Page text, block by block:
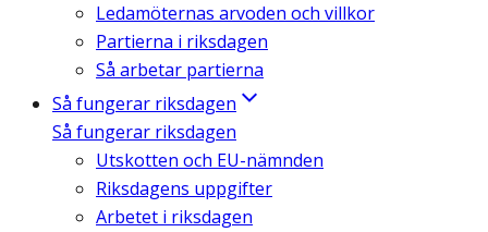
Ledamöternas arvoden och villkor
Partierna i riksdagen
Så arbetar partierna
Så fungerar riksdagen
Så fungerar riksdagen
Utskotten och EU-nämnden
Riksdagens uppgifter
Arbetet i riksdagen